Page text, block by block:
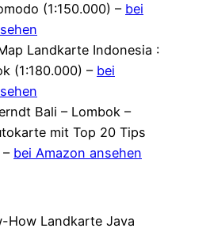
(1:150.000) – bei
Landkarte Indonesia :
(1:180.000) – bei
Bali – Lombok –
mit Top 20 Tips
– bei Amazon ansehen
How Landkarte Java